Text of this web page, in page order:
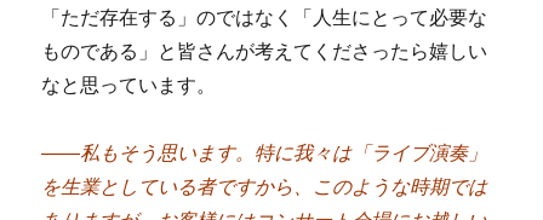
「ただ存在する」のではなく「人生にとって必要な
ものである」と皆さんが考えてくださったら嬉しい
なと思っています。
――私もそう思います。特に我々は「ライブ演奏」
を生業としている者ですから、このような時期では